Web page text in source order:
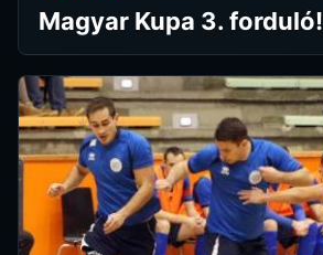
Magyar Kupa 3. forduló!